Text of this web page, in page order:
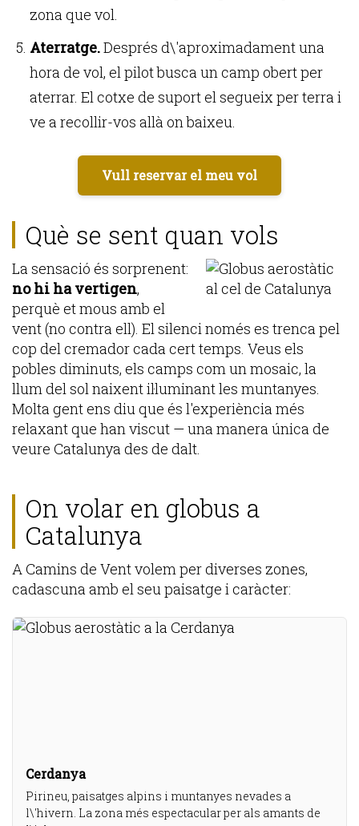
zona que vol.
Aterratge.Després d\'aproximadament una
hora de vol, el pilot busca un camp obert per
aterrar. El cotxe de suport el segueix per terra i
ve a recollir-vos allà on baixeu.
Vull reservar el meu vol
Què se sent quan vols
La sensació és sorprenent:
no hi ha vertigen,
perquè et mous amb el
vent (no contra ell). El silenci només es trenca pel
cop del cremador cada cert temps. Veus els
pobles diminuts, els camps com un mosaic, la
llum del sol naixent il·luminant les muntanyes.
Molta gent ens diu que és l'experiència més
relaxant que han viscut — una manera única de
veure Catalunya des de dalt.
On volar en globus a
Catalunya
A Camins de Vent volem per diverses zones,
cadascuna amb el seu paisatge i caràcter:
Cerdanya
Pirineu, paisatges alpins i muntanyes nevades a
l\'hivern. La zona més espectacular per als amants de